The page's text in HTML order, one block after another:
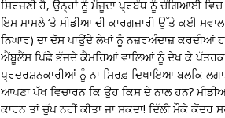
ਸਿਰਜਣੀ ਹੈ, ਉਨ੍ਹਾਂ ਨੂੰ ਮੌਜੂਦਾ ਪ੍ਰਬੰਧ ਨੂੰ ਚੰਗਿਆਈ ਵਿਚ
ਇਸ ਮਾਮਲੇ ‘ਤੇ ਮੀਡੀਆ ਦੀ ਕਾਰਗੁਜ਼ਾਰੀ ਉੱਤੇ ਕਈ
ਨਿਘਾਰ) ਦਾ ਦੱਸ ਪਾਉਂਦੇ ਲੇਖਾਂ ਨੂੰ ਨਜ਼ਰਅੰਦਾਜ਼ ਕਰਦੀਆਂ
ਐਂਬੂਲੈਂਸ ਪਿੱਛੇ ਭੱਜਦੇ ਕੈਮਰਿਆਂ ਵਾਲਿਆਂ ਨੂੰ ਦੇਖ ਕੇ
ਪ੍ਰਦਰਸ਼ਨਕਾਰੀਆਂ ਨੂੰ ਨਾ ਸਿਰਫ਼ ਦਿਖਾਇਆ ਬਲਕਿ
ਆਪਣਾ ਪੱਖ ਵਿਚਾਰਨ ਕਿ ਉਹ ਕਿਸ ਦੇ ਨਾਲ ਹਨ?
ਕਾਰਨ ਤਾਂ ਚੁੱਪ ਨਹੀਂ ਕੀਤਾ ਜਾ ਸਕਦਾ! ਦਿੱਲੀ ਮੌਕੇ